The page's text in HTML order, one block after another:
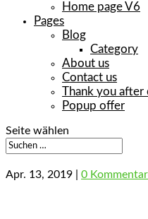
Home page V6
Pages
Blog
Category
About us
Contact us
Thank you
Popup offer
Seite wählen
Apr. 13, 2019 0